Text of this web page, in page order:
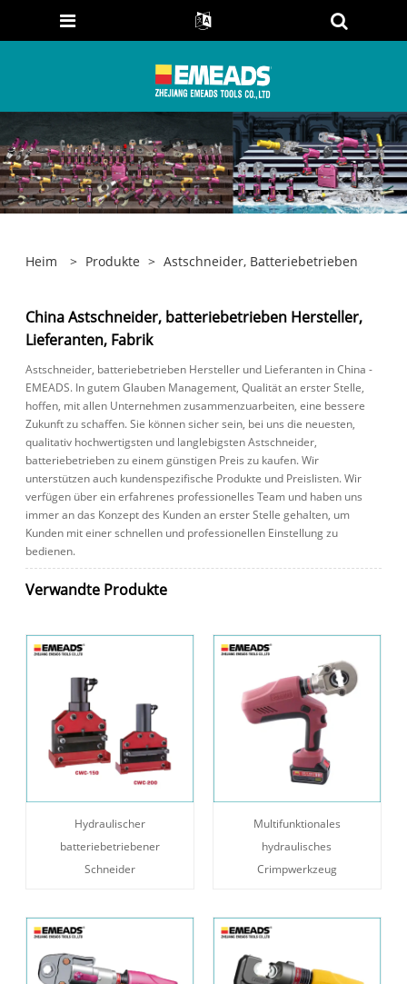
Heim > Produkte > Astschneider, Batteriebetrieben
China Astschneider, batteriebetrieben Hersteller,
Lieferanten, Fabrik
Astschneider, batteriebetrieben Hersteller und Lieferanten in China -
EMEADS. In gutem Glauben Management, Qualität an erster Stelle,
hoffen, mit allen Unternehmen zusammenzuarbeiten, eine bessere
Zukunft zu schaffen. Sie können sicher sein, bei uns die neuesten,
qualitativ hochwertigsten und langlebigsten Astschneider,
batteriebetrieben zu einem günstigen Preis zu kaufen. Wir
unterstützen auch kundenspezifische Produkte und Preislisten. Wir
verfügen über ein erfahrenes professionelles Team und haben uns
immer an das Konzept des Kunden an erster Stelle gehalten, um
Kunden mit einer schnellen und professionellen Einstellung zu
bedienen.
Verwandte Produkte
Hydraulischer
batteriebetriebener
Schneider
Multifunktionales
hydraulisches
Crimpwerkzeug